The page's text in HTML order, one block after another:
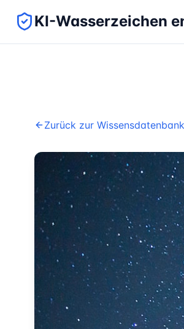
KI-Wasserzeichen
Zurück zur Wissensdatenbank